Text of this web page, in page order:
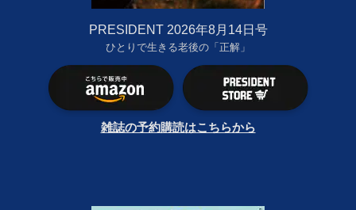
PRESIDENT 2026年8月14日号
ひとりで生きる老後の「正解」
雑誌の予約購読はこちらから